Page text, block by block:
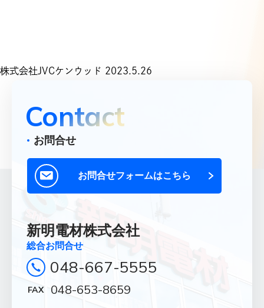
Office
営業所一覧
About Us
新明電材について
企業情報
Recruit
採用情報
News
株式会社JVCケンウッド 2023.5.26
Contact
お問合せ
お問合せフォームはこちら
新明電材株式会社
総合お問合せ
048-667-5555
048-653-8659